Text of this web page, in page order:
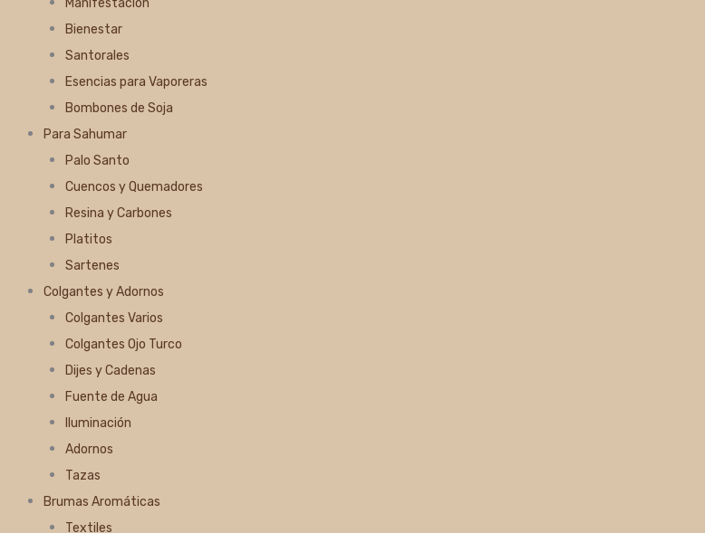
Bienestar
Santorales
Esencias para Vaporeras
Bombones de Soja
Para Sahumar
Palo Santo
Cuencos y Quemadores
Resina y Carbones
Platitos
Sartenes
Colgantes y Adornos
Colgantes Varios
Colgantes Ojo Turco
Dijes y Cadenas
Fuente de Agua
Iluminación
Adornos
Tazas
Brumas Aromáticas
Textiles